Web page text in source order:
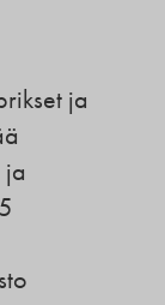
ja
ja